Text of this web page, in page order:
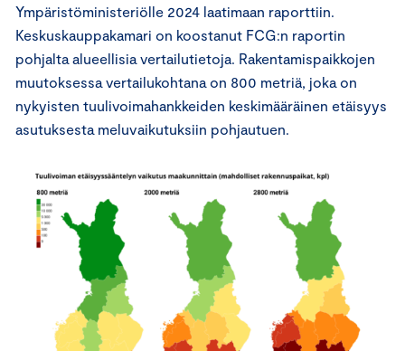
Ympäristöministeriölle 2024 laatimaan raporttiin.
Keskuskauppakamari on koostanut FCG:n raportin
pohjalta alueellisia vertailutietoja. Rakentamispaikkojen
muutoksessa vertailukohtana on 800 metriä, joka on
nykyisten tuulivoimahankkeiden keskimääräinen etäisyys
asutuksesta meluvaikutuksiin pohjautuen.